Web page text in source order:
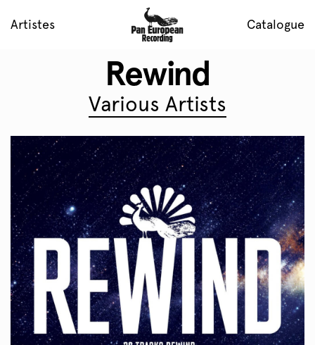
Artistes Catalogue
Rewind
Various Artists